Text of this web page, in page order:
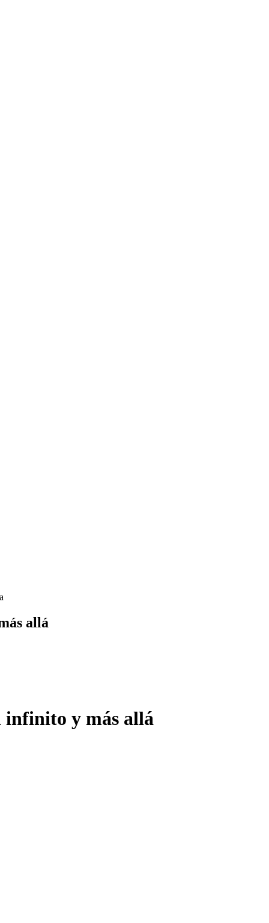
allá
infinito y más allá